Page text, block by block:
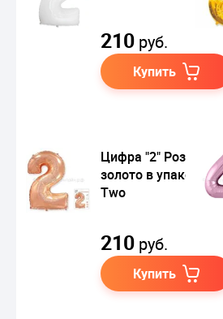
210 руб.
Купить
Цифра "2" Розовое
золото в упаковке /
Two
210 руб.
Купить